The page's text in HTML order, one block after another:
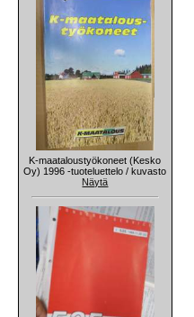
K-maataloustyökoneet (Kesko
Oy) 1996 -tuoteluettelo / kuvasto
Näytä